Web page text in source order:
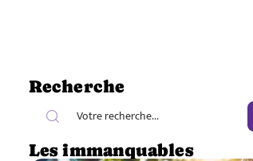
Recherche
Les immanquables